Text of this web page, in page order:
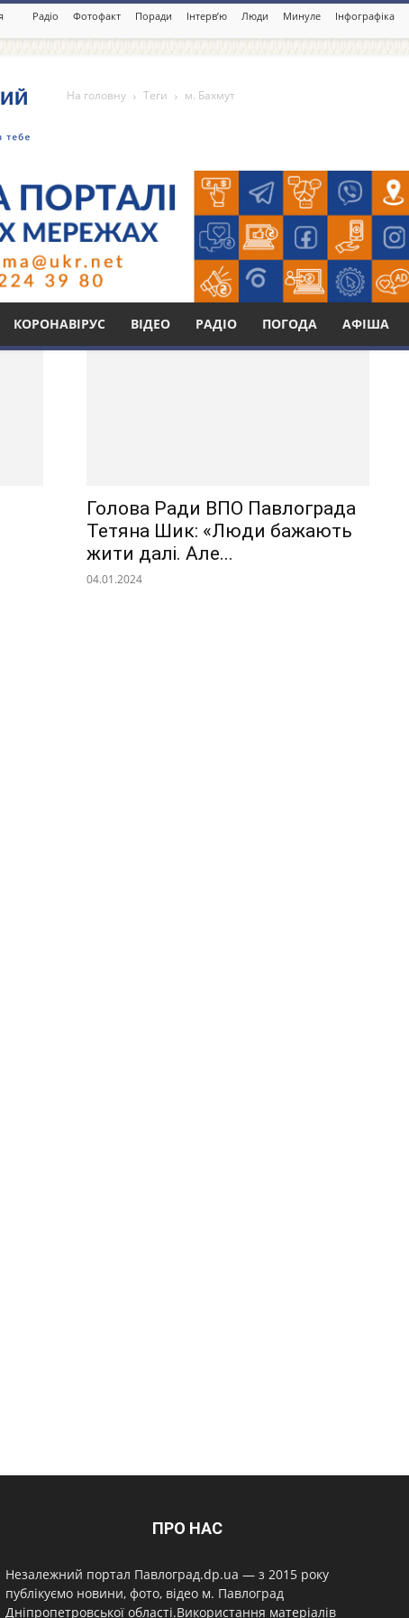
Радіо Фотофакт Поради Інтерв’ю Люди Минуле Інфографіка
КОРОНАВІРУС ВІДЕО РАДІО ПОГОДА АФІША
На головну Теги м. Бахмут
Голова Ради ВПО Павлограда
Тетяна Шик: «Люди бажають
жити далі. Але...
04.01.2024
ПРО НАС
Незалежний портал Павлоград.dp.ua — з 2015 року
публікуємо новини, фото, відео м. Павлоград
Дніпропетровської області.Використання матеріалів